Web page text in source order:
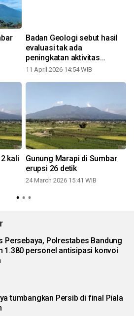
Badan Geologi sebut hasil
evaluasi tak ada
peningkatan aktivitas
Gunung Marapi
11 April 2026 14:54 WIB
kali
Gunung Marapi di Sumbar
erupsi 26 detik
24 March 2026 15:41 WIB
Persebaya, Polrestabes Bandung
1.380 personel antisipasi konvoi
tumbangkan Persib di final Piala